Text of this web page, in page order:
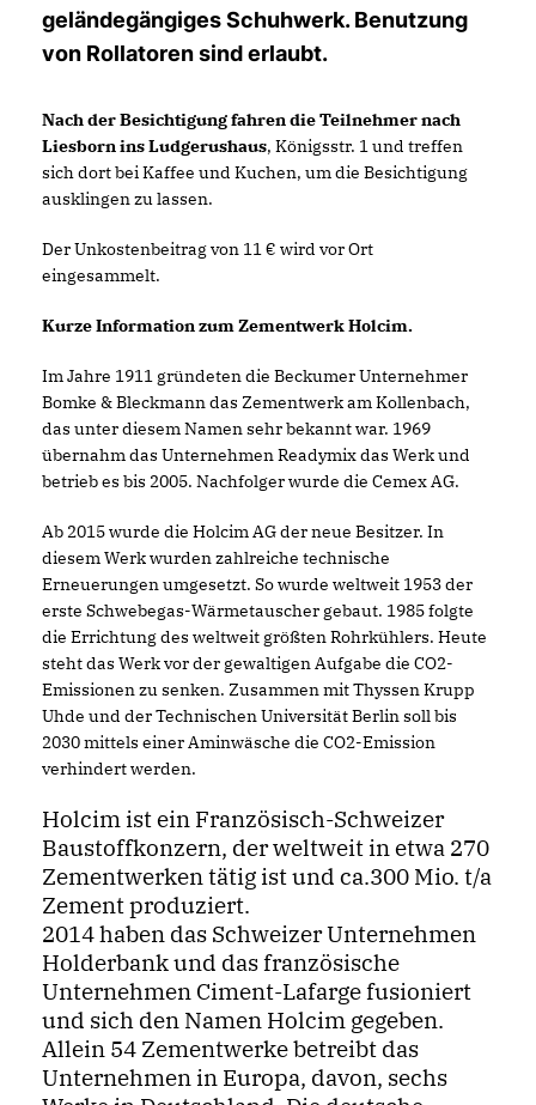
geländegängiges Schuhwerk. Benutzung
von Rollatoren sind erlaubt.
Nach der Besichtigung fahren die Teilnehmer nach
Liesborn ins Ludgerushaus, Königsstr. 1 und treffen
sich dort bei Kaffee und Kuchen, um die Besichtigung
ausklingen zu lassen.
Der Unkostenbeitrag von 11 € wird vor Ort
eingesammelt.
Kurze Information zum Zementwerk Holcim.
Im Jahre 1911 gründeten die Beckumer Unternehmer
Bomke & Bleckmann das Zementwerk am Kollenbach,
das unter diesem Namen sehr bekannt war. 1969
übernahm das Unternehmen Readymix das Werk und
betrieb es bis 2005. Nachfolger wurde die Cemex AG.
Ab 2015 wurde die Holcim AG der neue Besitzer. In
diesem Werk wurden zahlreiche technische
Erneuerungen umgesetzt. So wurde weltweit 1953 der
erste Schwebegas-Wärmetauscher gebaut. 1985 folgte
die Errichtung des weltweit größten Rohrkühlers. Heute
steht das Werk vor der gewaltigen Aufgabe die CO2-
Emissionen zu senken. Zusammen mit Thyssen Krupp
Uhde und der Technischen Universität Berlin soll bis
2030 mittels einer Aminwäsche die CO2-Emission
verhindert werden.
Holcim ist ein Französisch-Schweizer
Baustoffkonzern, der weltweit in etwa 270
Zementwerken tätig ist und ca.300 Mio. t/a
Zement produziert.
2014 haben das Schweizer Unternehmen
Holderbank und das französische
Unternehmen Ciment-Lafarge fusioniert
und sich den Namen Holcim gegeben.
Allein 54 Zementwerke betreibt das
Unternehmen in Europa, davon, sechs